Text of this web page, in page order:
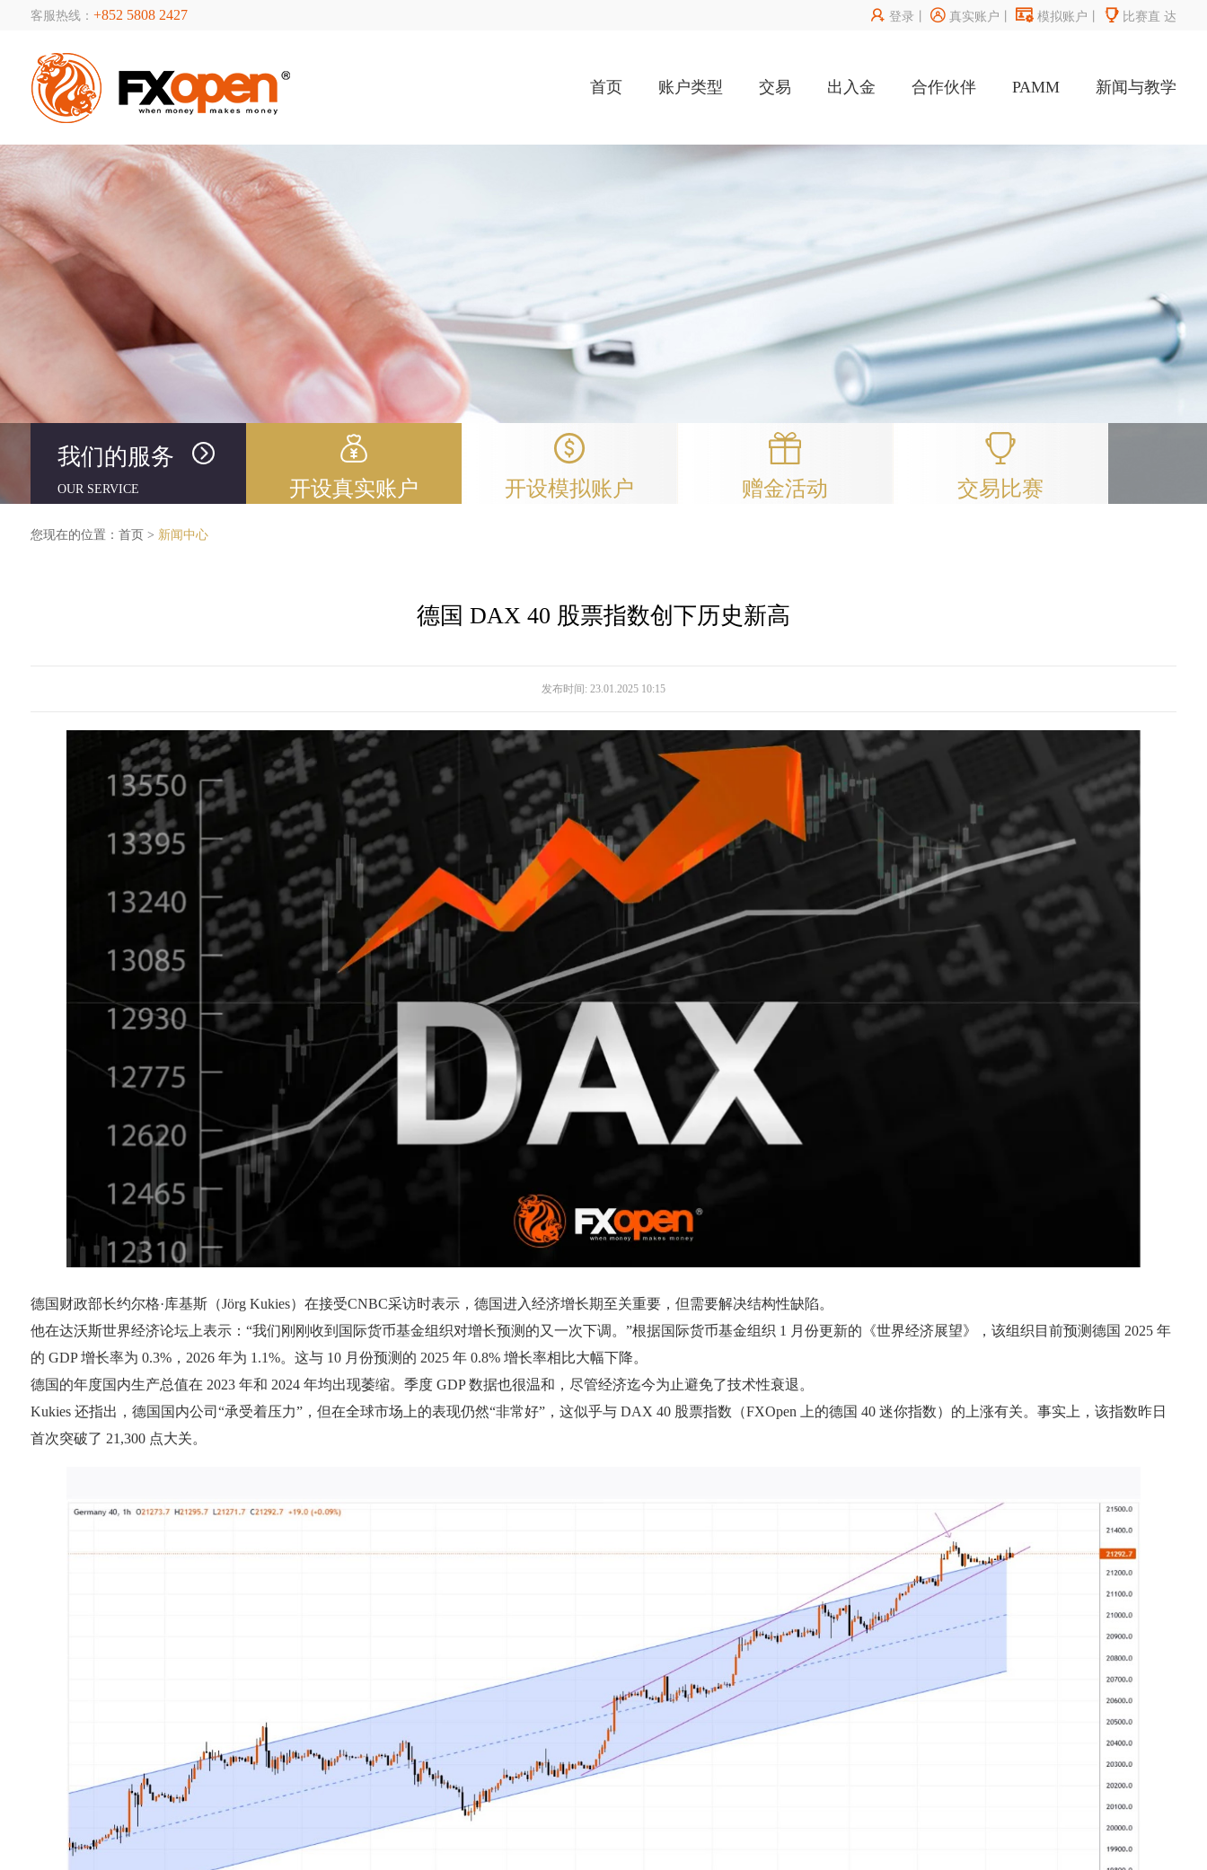
客服热线： +852 5808 2427  登录 丨 真实账户  模拟账户  比赛直 达
首页 账户类型 交易 出入金 合作伙伴 PAMM 新闻与教学
我们的服务
OUR SERVICE 开设真实账户 开设模拟账户 赠金活动 交易比赛
您现在的位置： 首页 > 新闻中心
德国 DAX 40 股票指数创下历史新高
发布时间: 23.01.2025 10:15
德国财政部长约尔格·库基斯（Jörg Kukies）在接受CNBC采访时表示，德国进入经济增长期至关重要，但需要解决结构性缺陷。
他在达沃斯世界经济论坛上表示：“我们刚刚收到国际货币基金组织对增长预测的又一次下调。”根据国际货币基金组织 1 月份更新的《世界经济展望》，该组织目前预测德国 2025 年
的 GDP 增长率为 0.3%，2026 年为 1.1%。这与 10 月份预测的 2025 年 0.8% 增长率相比大幅下降。
德国的年度国内生产总值在 2023 年和 2024 年均出现萎缩。季度 GDP 数据也很温和，尽管经济迄今为止避免了技术性衰退。
Kukies 还指出，德国国内公司“承受着压力”，但在全球市场上的表现仍然“非常好”，这似乎与 DAX 40 股票指数（FXOpen 上的德国 40 迷你指数）的上涨有关。事实上，该指数昨日
首次突破了 21,300 点大关。